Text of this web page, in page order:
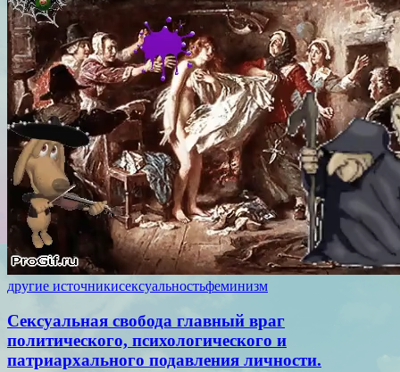
другие источникисексуальностьфеминизм
Сексуальная свобода главный враг
политического, психологического и
патриархального подавления личности.